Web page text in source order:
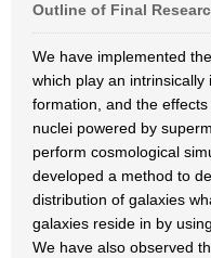
Outline of Final
We have implemented
which play an
formation, and the
nuclei powered by
perform cosmological
developed a method to
distribution of galaxies
galaxies reside in by
We have also observed